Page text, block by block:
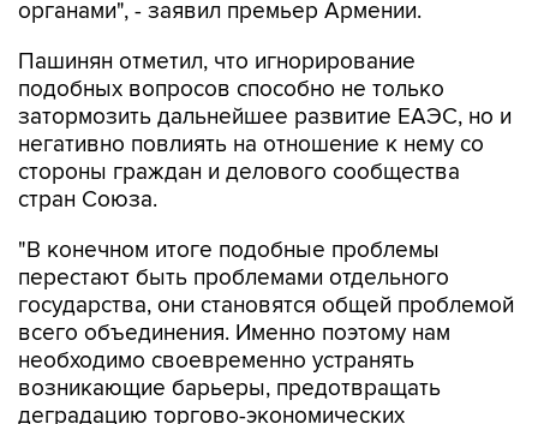
органами", - заявил премьер Армении.
Пашинян отметил, что игнорирование
подобных вопросов способно не только
затормозить дальнейшее развитие ЕАЭС, но и
негативно повлиять на отношение к нему со
стороны граждан и делового сообщества
стран Союза.
"В конечном итоге подобные проблемы
перестают быть проблемами отдельного
государства, они становятся общей проблемой
всего объединения. Именно поэтому нам
необходимо своевременно устранять
возникающие барьеры, предотвращать
деградацию торгово-экономических